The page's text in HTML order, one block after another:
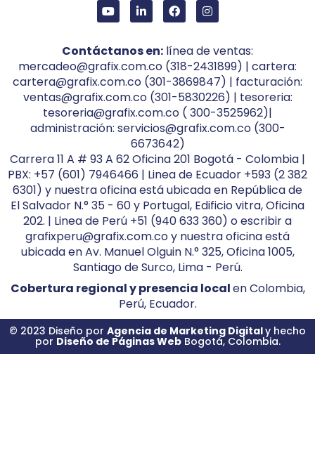
Contáctanos en: línea de ventas:
mercadeo@grafix.com.co (318-2431899) | cartera:
cartera@grafix.com.co (301-3869847) | facturación:
ventas@grafix.com.co (301-5830226) | tesoreria:
tesoreria@grafix.com.co ( 300-3525962)|
administración: servicios@grafix.com.co (300-
6673642)
Carrera 11 A # 93 A 62 Oficina 201 Bogotá - Colombia |
PBX: +57 (601) 7946466 | Linea de Ecuador +593 (2 382
6301) y nuestra oficina está ubicada en República de
El Salvador N.° 35 - 60 y Portugal, Edificio vitra, Oficina
202. | Linea de Perú +51 (940 633 360) o escribir a
grafixperu@grafix.com.co y nuestra oficina está
ubicada en Av. Manuel Olguin N.° 325, Oficina 1005,
Santiago de Surco, Lima - Perú.
Cobertura regional y presencia localen Colombia,
Perú, Ecuador.
© 2023 Diseño por Agencia de Marketing Digitaly hecho
por Diseño de Páginas WebBogotá, Colombia.